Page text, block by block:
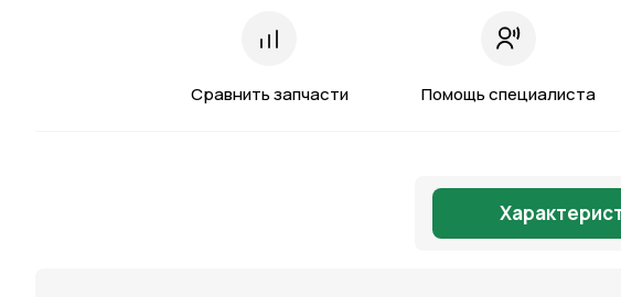
Сравнить запчасти Помощь специалиста